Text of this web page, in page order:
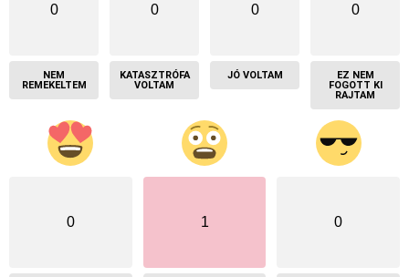
0
NEM
REMEKELTEM
0
KATASZTRÓFA
VOLTAM
0
JÓ VOLTAM
0
EZ NEM
FOGOTT KI
RAJTAM
0 1 0